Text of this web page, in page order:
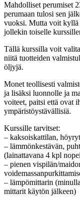
Mahdolliset perumiset
perumaan tulosi sen
vuoksi. Mutta voit kyllä
jollekin toiselle
Tällä kurssilla voit
niitä tuotteiden
öljyjä.
Monet teollisesti
ja lisäksi luonnolle ja
voiteet, paitsi että ovat
ympäristöystävällisiä.
Kurssille tarvitset:
– kaksoiskattilan,
– lämmönkestävän,
(lainattavana 4 kpl
– pienen vispilän/
– lämpömittarin
mittarit käytön jälkeen)